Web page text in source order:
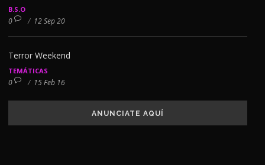
B.S.O
0 / 12 Sep 20
Terror Weekend
TEMÁTICAS
0 / 15 Feb 16
ANUNCIATE AQUÍ